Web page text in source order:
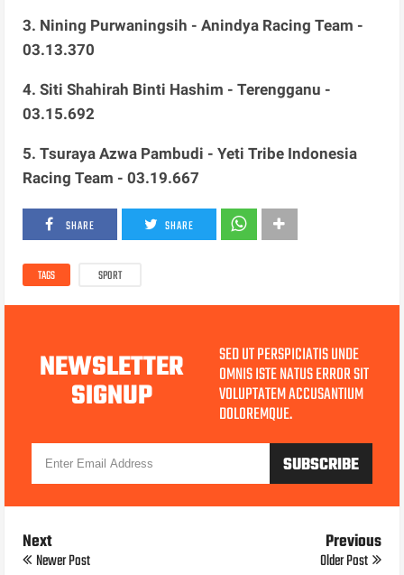
3. Nining Purwaningsih - Anindya Racing Team -
03.13.370
4. Siti Shahirah Binti Hashim - Terengganu -
03.15.692
5. Tsuraya Azwa Pambudi - Yeti Tribe Indonesia
Racing Team - 03.19.667
SHARE SHARE
TAGS SPORT
NEWSLETTER
SIGNUP
SED UT PERSPICIATIS UNDE
OMNIS ISTE NATUS ERROR SIT
VOLUPTATEM ACCUSANTIUM
DOLOREMQUE.
Next
Newer Post
Previous
Older Post